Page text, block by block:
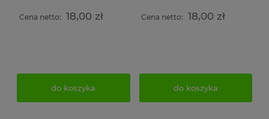
Cena netto: 18,00 zł
do koszyka
Cena netto: 18,00 zł
do koszyka